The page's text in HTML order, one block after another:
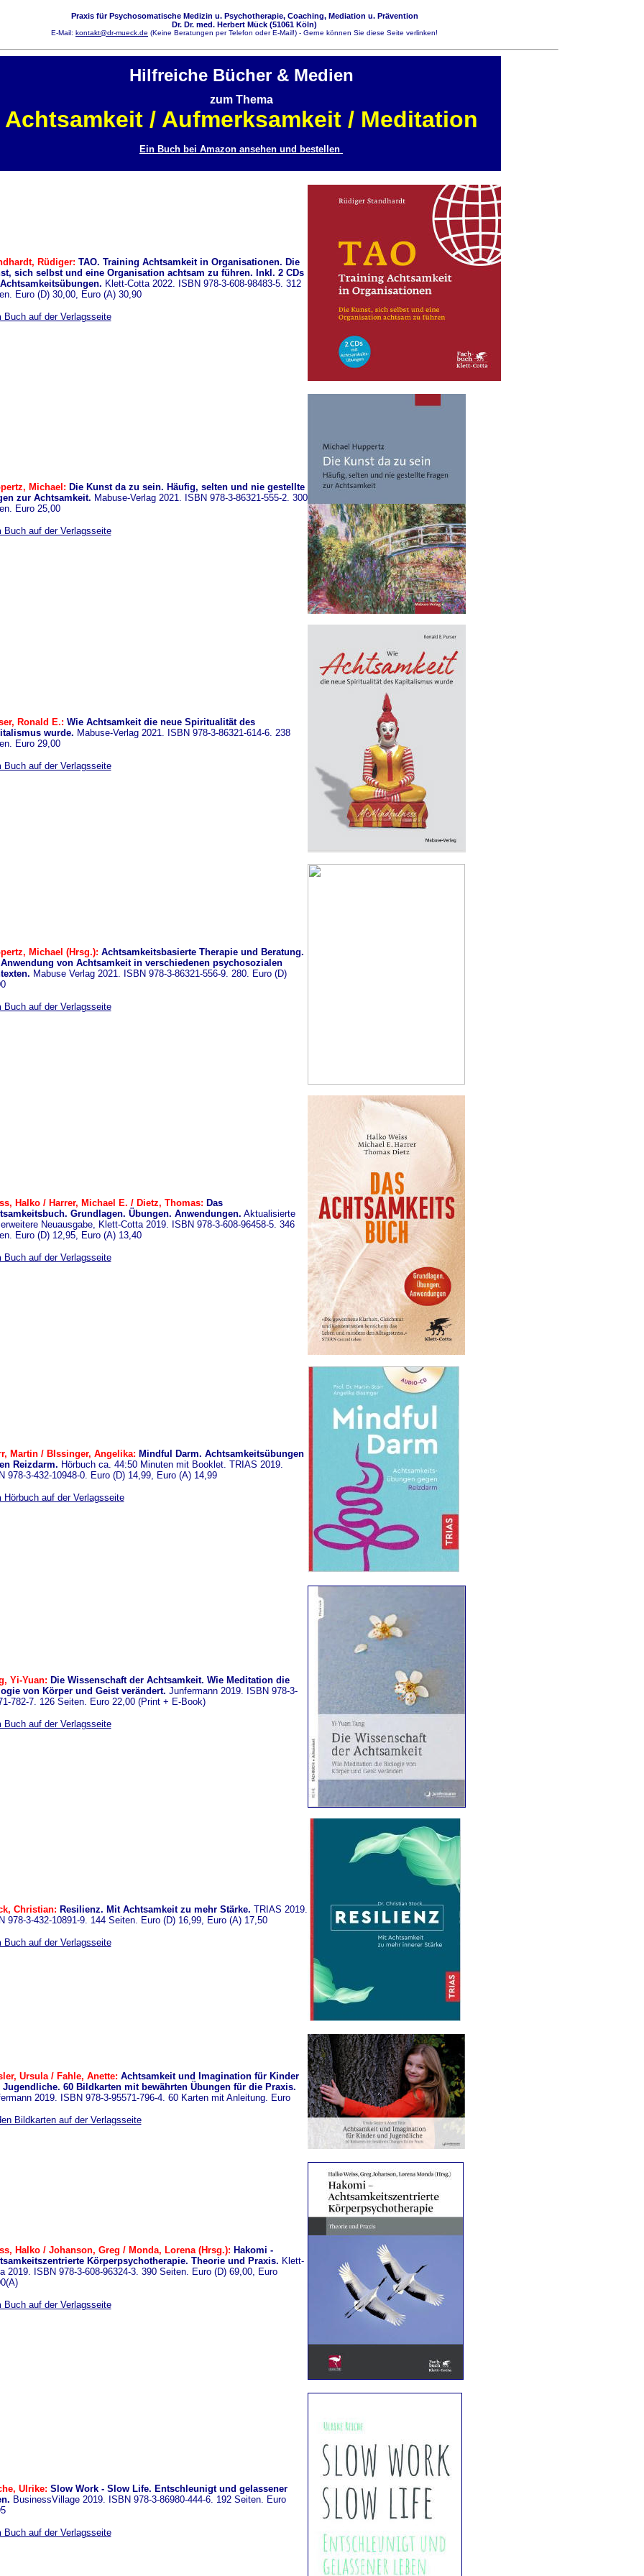
Praxis für Psychosomatische Medizin u. Psychotherapie, Coaching, Mediation u. Prävention
Dr. Dr. med. Herbert Mück (51061 Köln)
E-Mail: kontakt@dr-mueck.de (Keine Beratungen per Telefon oder E-Mail!) - Gerne können Sie diese Seite verlinken!
Hilfreiche Bücher & Medien
zum Thema
Achtsamkeit / Aufmerksamkeit / Meditation
Ein Buch bei Amazon ansehen und bestellen
Rüdiger: TAO. Training Achtsamkeit in Organisationen. Die
sich selbst und eine Organisation achtsam zu führen. Inkl. 2 CDs
Klett-Cotta 2022. ISBN 978-3-608-98483-5. 312
Euro (D) 30,00, Euro (A) 30,90
Buch auf der Verlagsseite
Michael: Die Kunst da zu sein. Häufig, selten und nie gestellte
zur Achtsamkeit. Mabuse-Verlag 2021. ISBN 978-3-86321-555-2. 300
Euro 25,00
Buch auf der Verlagsseite
Ronald E.: Wie Achtsamkeit die neue Spiritualität des
wurde. Mabuse-Verlag 2021. ISBN 978-3-86321-614-6. 238
Euro 29,00
Buch auf der Verlagsseite
Michael (Hrsg.): Achtsamkeitsbasierte Therapie und Beratung.
von Achtsamkeit in verschiedenen psychosozialen
Mabuse Verlag 2021. ISBN 978-3-86321-556-9. 280. Euro (D)
Buch auf der Verlagsseite
Halko / Harrer, Michael E. / Dietz, Thomas: Das
Grundlagen. Übungen. Anwendungen. Aktualisierte
Neuausgabe, Klett-Cotta 2019. ISBN 978-3-608-96458-5. 346
Euro (D) 12,95, Euro (A) 13,40
Buch auf der Verlagsseite
Martin / BIssinger, Angelika: Mindful Darm. Achtsamkeitsübungen
Reizdarm. Hörbuch ca. 44:50 Minuten mit Booklet. TRIAS 2019.
978-3-432-10948-0. Euro (D) 14,99, Euro (A) 14,99
Hörbuch auf der Verlagsseite
Yi-Yuan: Die Wissenschaft der Achtsamkeit. Wie Meditation die
von Körper und Geist verändert. Junfermann 2019. ISBN 978-3-
782-7. 126 Seiten. Euro 22,00 (Print + E-Book)
Buch auf der Verlagsseite
Christian: Resilienz. Mit Achtsamkeit zu mehr Stärke. TRIAS 2019.
978-3-432-10891-9. 144 Seiten. Euro (D) 16,99, Euro (A) 17,50
Buch auf der Verlagsseite
Ursula / Fahle, Anette: Achtsamkeit und Imagination für Kinder
Jugendliche. 60 Bildkarten mit bewährten Übungen für die Praxis.
2019. ISBN 978-3-95571-796-4. 60 Karten mit Anleitung. Euro
Bildkarten auf der Verlagsseite
Halko / Johanson, Greg / Monda, Lorena (Hrsg.): Hakomi -
Körperpsychotherapie. Theorie und Praxis. Klett-
2019. ISBN 978-3-608-96324-3. 390 Seiten. Euro (D) 69,00, Euro
Buch auf der Verlagsseite
Ulrike: Slow Work - Slow Life. Entschleunigt und gelassener
BusinessVillage 2019. ISBN 978-3-86980-444-6. 192 Seiten. Euro
Buch auf der Verlagsseite